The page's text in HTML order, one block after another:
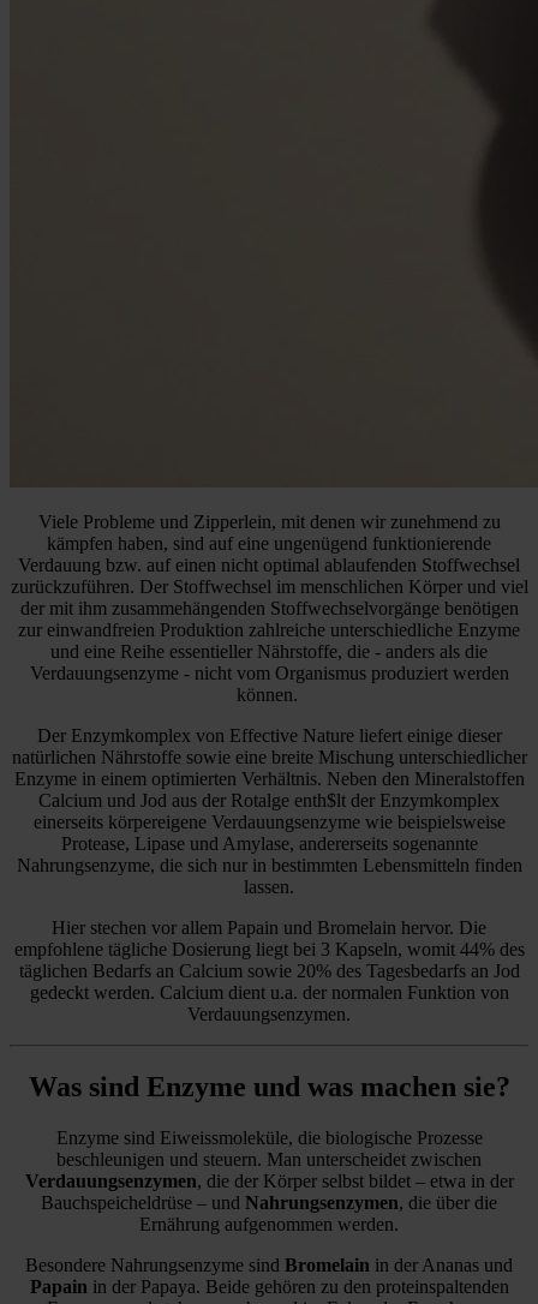
Viele Probleme und Zipperlein, mit denen wir zunehmend zu
kämpfen haben, sind auf eine ungenügend funktionierende
Verdauung bzw. auf einen nicht optimal ablaufenden Stoffwechsel
zurückzuführen. Der Stoffwechsel im menschlichen Körper und viel
der mit ihm zusammehängenden Stoffwechselvorgänge benötigen
zur einwandfreien Produktion zahlreiche unterschiedliche Enzyme
und eine Reihe essentieller Nährstoffe, die - anders als die
Verdauungsenzyme - nicht vom Organismus produziert werden
können.
Der Enzymkomplex von Effective Nature liefert einige dieser
natürlichen Nährstoffe sowie eine breite Mischung unterschiedlicher
Enzyme in einem optimierten Verhältnis. Neben den Mineralstoffen
Calcium und Jod aus der Rotalge enth$lt der Enzymkomplex
einerseits körpereigene Verdauungsenzyme wie beispielsweise
Protease, Lipase und Amylase, andererseits sogenannte
Nahrungsenzyme, die sich nur in bestimmten Lebensmitteln finden
lassen.
Hier stechen vor allem Papain und Bromelain hervor. Die
empfohlene tägliche Dosierung liegt bei 3 Kapseln, womit 44% des
täglichen Bedarfs an Calcium sowie 20% des Tagesbedarfs an Jod
gedeckt werden. Calcium dient u.a. der normalen Funktion von
Verdauungsenzymen.
Was sind Enzyme und was machen sie?
Enzyme sind Eiweissmoleküle, die biologische Prozesse
beschleunigen und steuern. Man unterscheidet zwischen
Verdauungsenzymen, die der Körper selbst bildet – etwa in der
Bauchspeicheldrüse – und Nahrungsenzymen, die über die
Ernährung aufgenommen werden.
Besondere Nahrungsenzyme sind Bromelain in der Ananas und
Papain in der Papaya. Beide gehören zu den proteinspaltenden